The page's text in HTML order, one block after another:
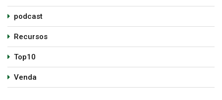
podcast
Recursos
Top10
Venda